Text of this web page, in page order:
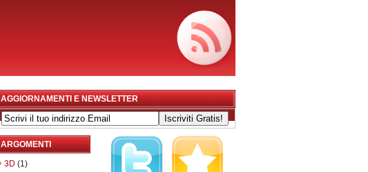
AGGIORNAMENTI E NEWSLETTER
ARGOMENTI
3D (1)